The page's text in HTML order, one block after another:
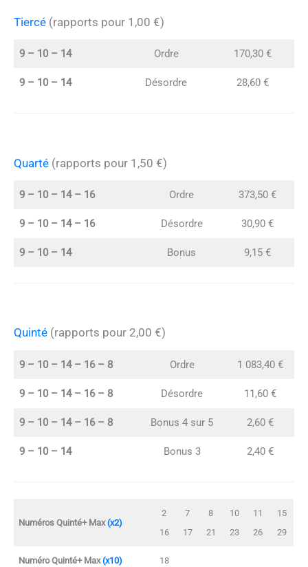
Tiercé (rapports pour 1,00 €)
9 – 10 – 14 Ordre 170,30 €
9 – 10 – 14 Désordre 28,60 €
Quarté (rapports pour 1,50 €)
9 – 10 – 14 – 16 Ordre 373,50 €
9 – 10 – 14 – 16 Désordre 30,90 €
9 – 10 – 14 Bonus 9,15 €
Quinté (rapports pour 2,00 €)
9 – 10 – 14 – 16 – 8 Ordre 1 083,40 €
9 – 10 – 14 – 16 – 8 Désordre 11,60 €
9 – 10 – 14 – 16 – 8 Bonus 4 sur 5 2,60 €
9 – 10 – 14 Bonus 3 2,40 €
Numéros Quinté+ Max(x2)
2
16
7
17
8
21
10
23
11
26
15
29
Numéro Quinté+ Max(x10) 18